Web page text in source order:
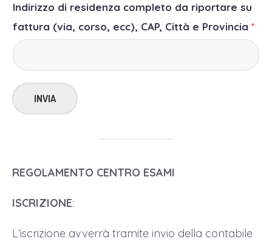
Indirizzo di residenza completo da riportare su
fattura (via, corso, ecc), CAP, Città e Provincia *
INVIA
REGOLAMENTO CENTRO ESAMI
ISCRIZIONE:
L’iscrizione avverrà tramite invio della contabile